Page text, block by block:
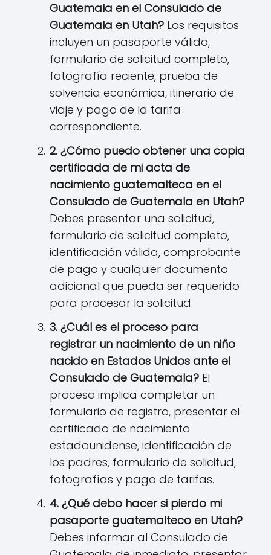
Guatemala en el Consulado de
Guatemala en Utah? Los requisitos
incluyen un pasaporte válido,
formulario de solicitud completo,
fotografía reciente, prueba de
solvencia económica, itinerario de
viaje y pago de la tarifa
correspondiente.
2. ¿Cómo puedo obtener una copia
certificada de mi acta de
nacimiento guatemalteca en el
Consulado de Guatemala en Utah?
Debes presentar una solicitud,
formulario de solicitud completo,
identificación válida, comprobante
de pago y cualquier documento
adicional que pueda ser requerido
para procesar la solicitud.
3. ¿Cuál es el proceso para
registrar un nacimiento de un niño
nacido en Estados Unidos ante el
Consulado de Guatemala? El
proceso implica completar un
formulario de registro, presentar el
certificado de nacimiento
estadounidense, identificación de
los padres, formulario de solicitud,
fotografías y pago de tarifas.
4. ¿Qué debo hacer si pierdo mi
pasaporte guatemalteco en Utah?
Debes informar al Consulado de